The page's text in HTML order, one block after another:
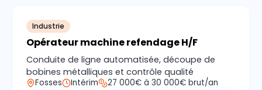
Industrie
Opérateur machine refendage H/F
Conduite de ligne automatisée, découpe de
bobines métalliques et contrôle qualité
Fosses Intérim 27 000€ à 30 000€ brut/an